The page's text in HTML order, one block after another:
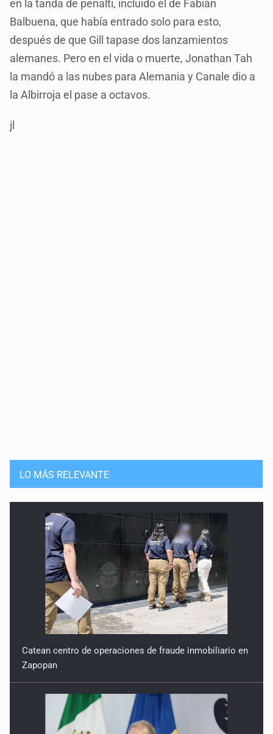
en la tanda de penalti, incluido el de Fabián
Balbuena, que había entrado solo para esto,
después de que Gill tapase dos lanzamientos
alemanes. Pero en el vida o muerte, Jonathan Tah
la mandó a las nubes para Alemania y Canale dio a
la Albirroja el pase a octavos.
jl
LO MÁS RELEVANTE
Catean centro de operaciones de fraude inmobiliario en
Zapopan